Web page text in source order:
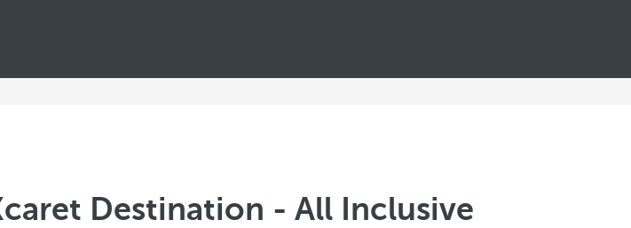
Destination - All Inclusive